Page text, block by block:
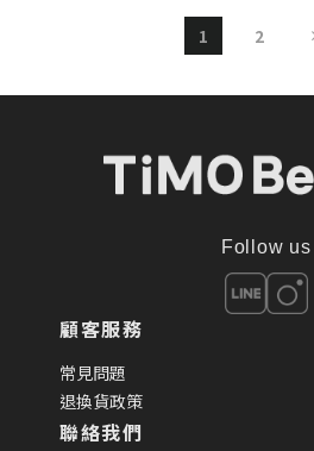
1 2
Follow us
顧客服務
常見問題
退換貨政策
聯絡我們